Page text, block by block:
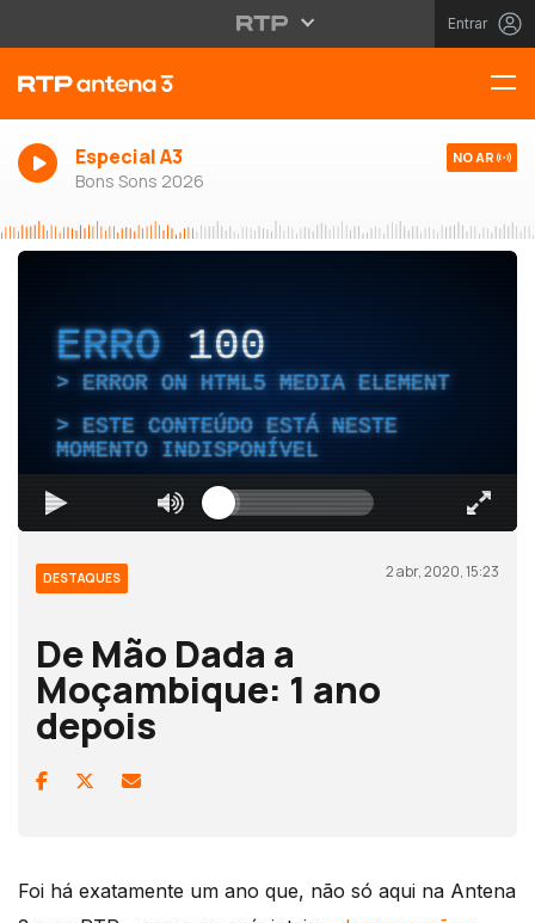
Entrar
Especial A3
Bons Sons 2026
NO AR
ERRO 100
ERROR ON HTML5 MEDIA ELEMENT
ESTE CONTEÚDO ESTÁ NESTE
MOMENTO INDISPONÍVEL
DESTAQUES 2 abr, 2020, 15:23
De Mão Dada a
Moçambique: 1 ano
depois
Foi há exatamente um ano que, não só aqui na Antena